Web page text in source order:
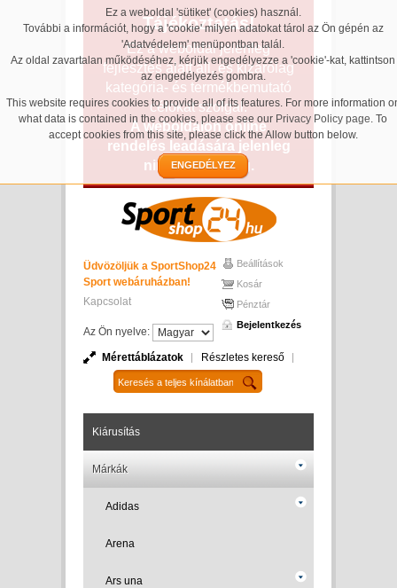
Ez a weboldal 'sütiket' (cookies) használ.
További a információt, hogy a 'cookie' milyen adatokat tárol az Ön gépén az
'Adatvédelem' menüpontban talál.
Az oldal zavartalan működéséhez, kérjük engedélyezze a 'cookie'-kat, kattintson
az engedélyezés gombra.
This website requires cookies to provide all of its features. For more information
what data is contained in the cookies, please see our Privacy Policy page. To
accept cookies from this site, please click the Allow button below.
ENGEDÉLYEZ
Tájékoztatás!
Ez a weboldal jelenleg
fejlesztés alatt áll, és kizárólag
kategória- és termékbemutató
célokat szolgál.
A weboldalon online
rendelés leadására jelenleg
nincs lehetőség.
Üdvözöljük a SportShop24
Sport webáruházban!
Kapcsolat
Az Ön nyelve:
Beállítások
Kosár
Pénztár
Bejelentkezés
Mérettáblázatok Részletes kereső
Kiárusítás
Márkák
Adidas
Arena
Ars una